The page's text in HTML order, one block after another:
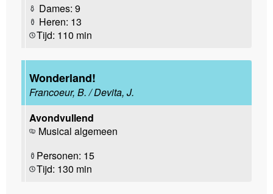
Dames: 9
Heren: 13
Tijd: 110 min
Wonderland!
Francoeur, B. / Devita, J.
Avondvullend
Musical algemeen
Personen: 15
Tijd: 130 min